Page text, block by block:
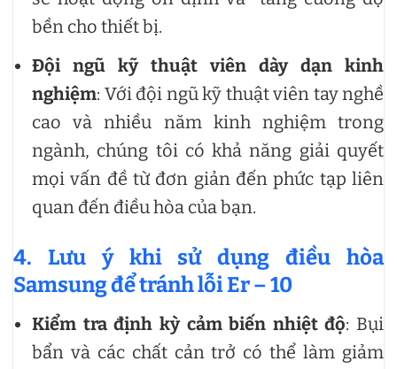
bền cho thiết bị.
Đội ngũ kỹ thuật viên dày dạn kinh
nghiệm: Với đội ngũ kỹ thuật viên tay nghề
cao và nhiều năm kinh nghiệm trong
ngành, chúng tôi có khả năng giải quyết
mọi vấn đề từ đơn giản đến phức tạp liên
quan đến điều hòa của bạn.
4. Lưu ý khi sử dụng điều hòa
Samsung để tránh lỗi Er – 10
Kiểm tra định kỳ cảm biến nhiệt độ: Bụi
bẩn và các chất cản trở có thể làm giảm